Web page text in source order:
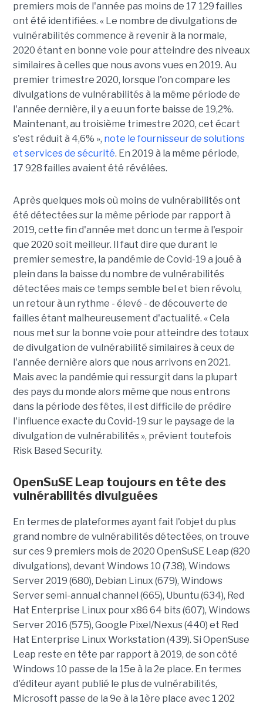
premiers mois de l'année pas moins de 17 129 failles
ont été identifiées. « Le nombre de divulgations de
vulnérabilités commence à revenir à la normale,
2020 étant en bonne voie pour atteindre des niveaux
similaires à celles que nous avons vues en 2019. Au
premier trimestre 2020, lorsque l'on compare les
divulgations de vulnérabilités à la même période de
l'année dernière, il y a eu un forte baisse de 19,2%.
Maintenant, au troisième trimestre 2020, cet écart
s'est réduit à 4,6% », note le fournisseur de solutions
et services de sécurité. En 2019 à la même période,
17 928 failles avaient été révélées.
Après quelques mois où moins de vulnérabilités ont
été détectées sur la même période par rapport à
2019, cette fin d'année met donc un terme à l'espoir
que 2020 soit meilleur. Il faut dire que durant le
premier semestre, la pandémie de Covid-19 a joué à
plein dans la baisse du nombre de vulnérabilités
détectées mais ce temps semble bel et bien révolu,
un retour à un rythme - élevé - de découverte de
failles étant malheureusement d'actualité. « Cela
nous met sur la bonne voie pour atteindre des totaux
de divulgation de vulnérabilité similaires à ceux de
l'année dernière alors que nous arrivons en 2021.
Mais avec la pandémie qui ressurgit dans la plupart
des pays du monde alors même que nous entrons
dans la période des fêtes, il est difficile de prédire
l'influence exacte du Covid-19 sur le paysage de la
divulgation de vulnérabilités », prévient toutefois
Risk Based Security.
OpenSuSE Leap toujours en tête des
vulnérabilités divulguées
En termes de plateformes ayant fait l'objet du plus
grand nombre de vulnérabilités détectées, on trouve
sur ces 9 premiers mois de 2020 OpenSuSE Leap (820
divulgations), devant Windows 10 (738), Windows
Server 2019 (680), Debian Linux (679), Windows
Server semi-annual channel (665), Ubuntu (634), Red
Hat Enterprise Linux pour x86 64 bits (607), Windows
Server 2016 (575), Google Pixel/Nexus (440) et Red
Hat Enterprise Linux Workstation (439). Si OpenSuse
Leap reste en tête par rapport à 2019, de son côté
Windows 10 passe de la 15e à la 2e place. En termes
d'éditeur ayant publié le plus de vulnérabilités,
Microsoft passe de la 9e à la 1ère place avec 1 202